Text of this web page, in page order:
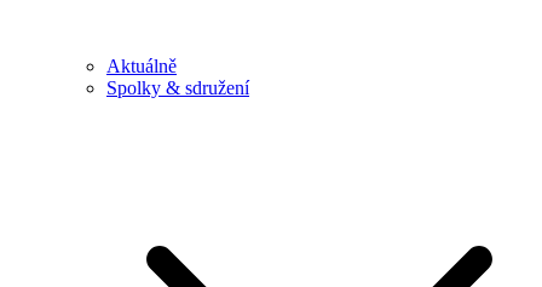
Aktuálně
Spolky & sdružení